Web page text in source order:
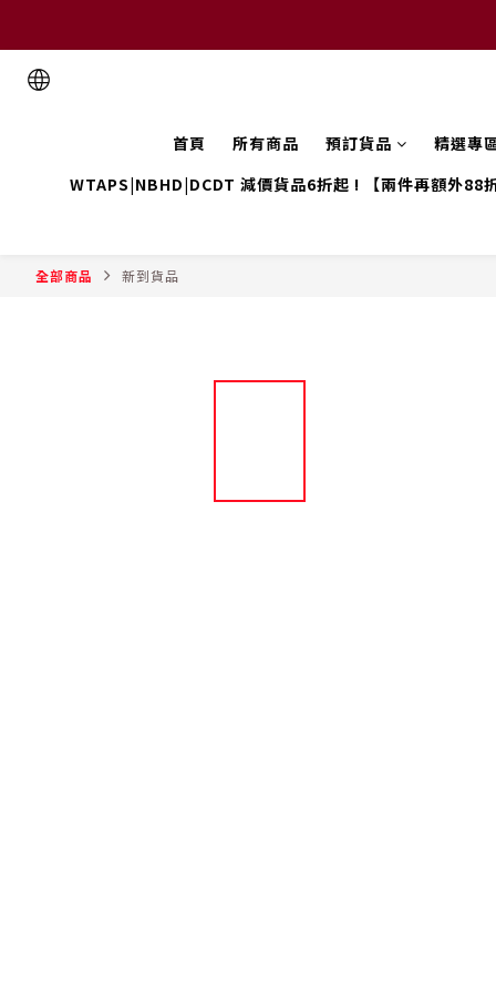
首頁 所有商品 預訂貨品
精選專
WTAPS|NBHD|DCDT 減價貨品6折起 ! 【兩件再額外88
全部商品 新到貨品